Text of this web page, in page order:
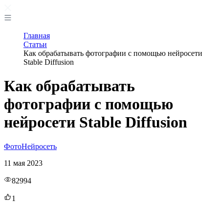
Главная
Статьи
Как обрабатывать фотографии с помощью нейросети
Stable Diffusion
Как обрабатывать
фотографии с помощью
нейросети Stable Diffusion
ФотоНейросеть
11 мая 2023
82994
1